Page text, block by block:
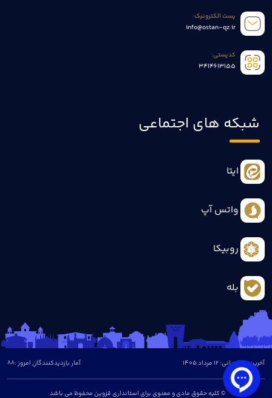
پست الکترونیک:
info@ostan-qz.ir
کدپستی:
3414613155
شبکه های اجتماعی
ایتا
واتس آپ
روبیکا
بله
آخرین بروزرسانی: 12 مرداد 1405
© کلیه حقوق مادی و معنوی برای استانداری قزوین محفوظ می باشد
آمار بازدیدکنندگان امروز :88